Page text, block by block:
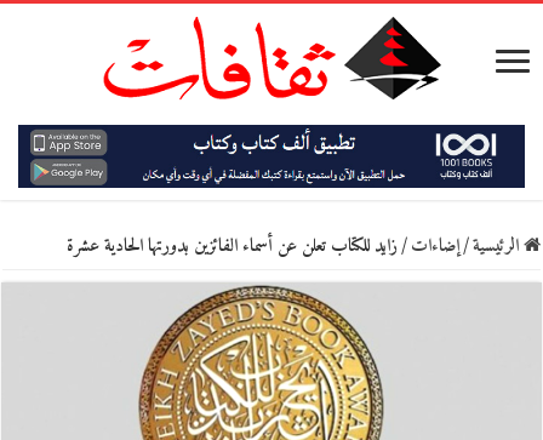
الرئيسية/إضاءات/زايد للكتاب تعلن عن أسماء الفائزين بدورتها الحادية عشرة